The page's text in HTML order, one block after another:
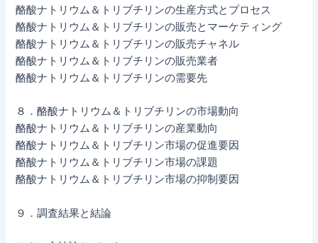
酪酸ナトリウム＆トリブチリンの生産方式とプロセス
酪酸ナトリウム＆トリブチリンの販売とマーケティング
酪酸ナトリウム＆トリブチリンの販売チャネル
酪酸ナトリウム＆トリブチリンの販売業者
酪酸ナトリウム＆トリブチリンの需要先
８．酪酸ナトリウム＆トリブチリンの市場動向
酪酸ナトリウム＆トリブチリンの産業動向
酪酸ナトリウム＆トリブチリン市場の促進要因
酪酸ナトリウム＆トリブチリン市場の課題
酪酸ナトリウム＆トリブチリン市場の抑制要因
９．調査結果と結論